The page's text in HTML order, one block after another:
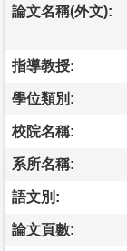
論文名稱(外文):
指導教授:
學位類別:
校院名稱:
系所名稱:
語文別:
論文頁數: